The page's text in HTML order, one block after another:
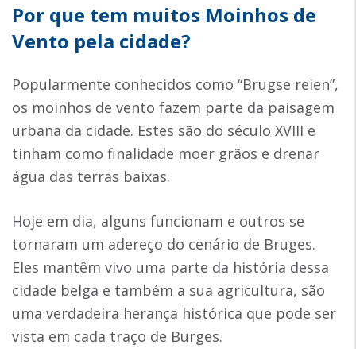
Por que tem muitos Moinhos de
Vento pela cidade?
Popularmente conhecidos como “Brugse reien”,
os moinhos de vento fazem parte da paisagem
urbana da cidade. Estes são do século XVIII e
tinham como finalidade moer grãos e drenar
água das terras baixas.
Hoje em dia, alguns funcionam e outros se
tornaram um adereço do cenário de Bruges.
Eles mantêm vivo uma parte da história dessa
cidade belga e também a sua agricultura, são
uma verdadeira herança histórica que pode ser
vista em cada traço de Burges.